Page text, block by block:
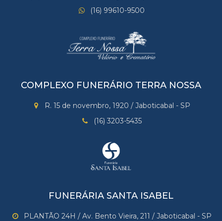
(16) 99610-9500
COMPLEXO FUNERÁRIO TERRA NOSSA
R. 15 de novembro, 1920 / Jaboticabal - SP
(16) 3203-5435
FUNERÁRIA SANTA ISABEL
PLANTÃO 24H / Av. Bento Vieira, 211 / Jaboticabal - SP